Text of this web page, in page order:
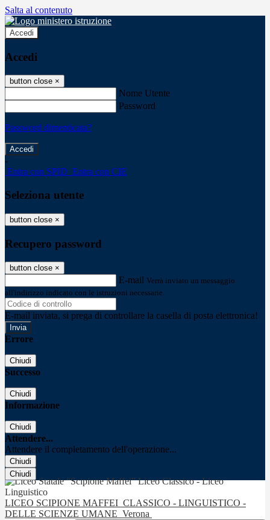
Salta al contenuto
Accedi
Accedi
button close ×
Nome Utente
Password
Password dimenticata?
-
Entra con SPID Entra con CIE
Seleziona utente
button close ×
Recupero password
button close ×
E-mail Verrà inviato un messaggio
all'indirizzo indicato con le istruzioni necessarie.
E-mail inviata, si prega di controllare la casella di posta elettronica!
Errore
Chiudi
Successo
Chiudi
Informazione
Chiudi
Attendere...
Attendere il completamento dell'operazione...
Chiudi
Chiudi
LICEO SCIPIONE MAFFEI CLASSICO - LINGUISTICO -
DELLE SCIENZE UMANE Verona